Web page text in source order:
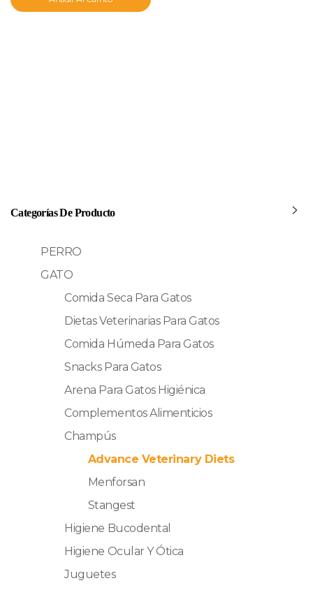
Categorías De Producto
PERRO
GATO
Comida Seca Para Gatos
Dietas Veterinarias Para Gatos
Comida Húmeda Para Gatos
Snacks Para Gatos
Arena Para Gatos Higiénica
Complementos Alimenticios
Champús
Advance Veterinary Diets
Menforsan
Stangest
Higiene Bucodental
Higiene Ocular Y Ótica
Juguetes